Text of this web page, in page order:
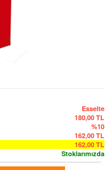
Esselte
180,00 TL
%10
162,00 TL
162,00 TL
Stoklarımızda